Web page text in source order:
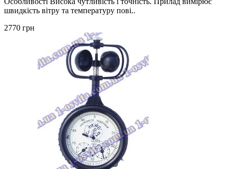
швидкість вітру та температуру пові..
2770 грн